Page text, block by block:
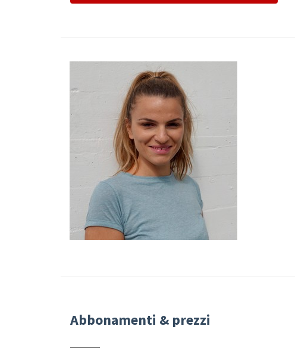
Abbonamenti & prezzi